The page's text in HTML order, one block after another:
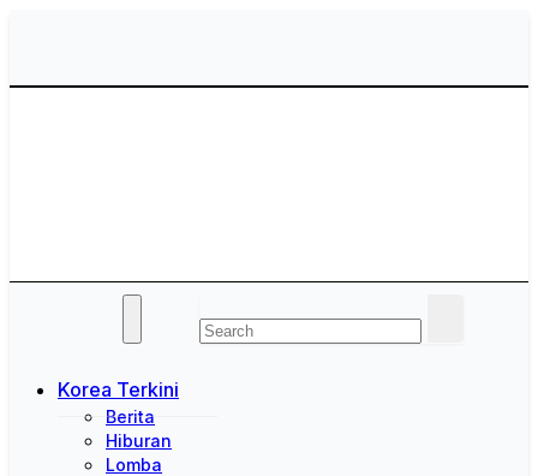
Korea Terkini
Berita
Hiburan
Lomba